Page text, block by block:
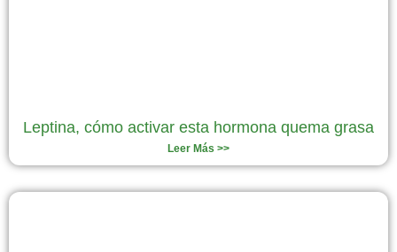
Leptina, cómo activar esta hormona quema grasa
Leer Más >>